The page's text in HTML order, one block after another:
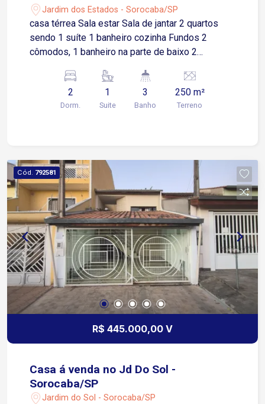
quinta-feira na praça.
Jardim dos Estados - Sorocaba/SP
casa térrea Sala estar Sala de jantar 2 quartos
sendo 1 suíte 1 banheiro cozinha Fundos 2
cômodos, 1 banheiro na parte de baixo 2
precisa de melhorias casa antiga
2
Dorm.
1
Suite
3
Banho
250 m²
Terreno
Cód. 792581
R$ 445.000,00 V
Casa á venda no Jd Do Sol -
Sorocaba/SP
Jardim do Sol - Sorocaba/SP